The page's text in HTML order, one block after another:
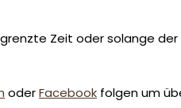
Zeit oder solange der
oderFacebook folgen um